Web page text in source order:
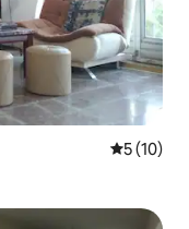
5 de uma
5 (10)